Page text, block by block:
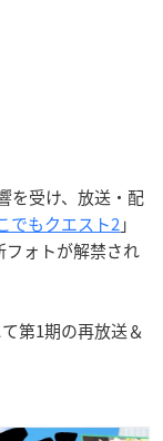
を受け、放送・配
でもクエスト2」
フォトが解禁され
第1期の再放送＆